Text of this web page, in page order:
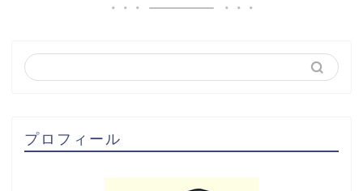
プロフィール